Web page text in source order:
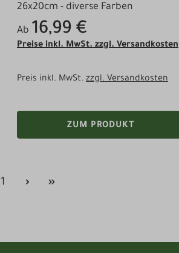
26x20cm - diverse Farben
Ab 16,99 €
Preise inkl. MwSt. zzgl. Versandkosten
Preis inkl. MwSt. zzgl. Versandkosten
ZUM PRODUKT
Seite
1